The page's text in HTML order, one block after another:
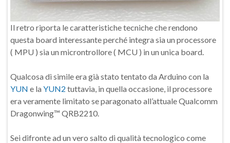
Il retro riporta le caratteristiche tecniche che rendono
questa board interessante perché integra sia un processore
( MPU ) sia un microntrollore ( MCU ) in un unica board.
Qualcosa di simile era già stato tentato da Arduino con la
YUN e la YUN2 tuttavia, in quella occasione, il processore
era veramente limitato se paragonato all’attuale Qualcomm
Dragonwing™ QRB2210.
Sei difronte ad un vero salto di qualità tecnologico come